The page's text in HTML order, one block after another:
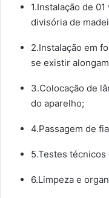
1.Instalação de
divisória de
2.Instalação em
se existir
3.Colocação de
do aparelho;
4.Passagem de
5.Testes
6.Limpeza e